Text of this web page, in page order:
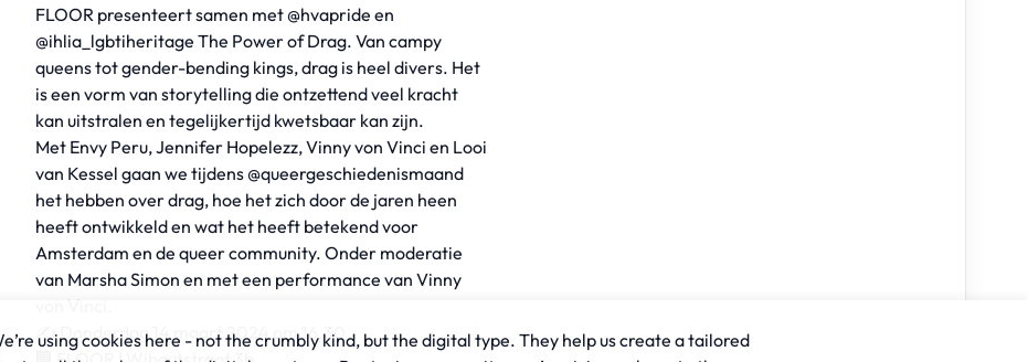
FLOOR presenteert samen met @hvapride en
@ihlia_lgbtiheritage The Power of Drag. Van campy
queens tot gender-bending kings, drag is heel divers. Het
is een vorm van storytelling die ontzettend veel kracht
kan uitstralen en tegelijkertijd kwetsbaar kan zijn.
Met Envy Peru, Jennifer Hopelezz, Vinny von Vinci en Looi
van Kessel gaan we tijdens @queergeschiedenismaand
het hebben over drag, hoe het zich door de jaren heen
heeft ontwikkeld en wat het heeft betekend voor
Amsterdam en de queer community. Onder moderatie
van Marsha Simon en met een performance van Vinny
von Vinci.
✍️ Donderdag 14 maart 2024 om 16.30
using cookies here - not the crumbly kind, but the digital type. They help us create a tailored